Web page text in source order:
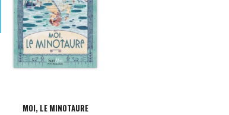
MOI, LE MINOTAURE